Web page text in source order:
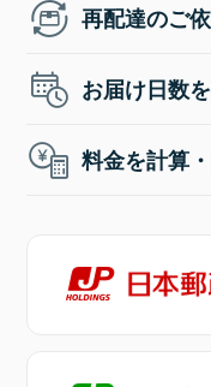
再配達のご
お届け日数
料金を計算